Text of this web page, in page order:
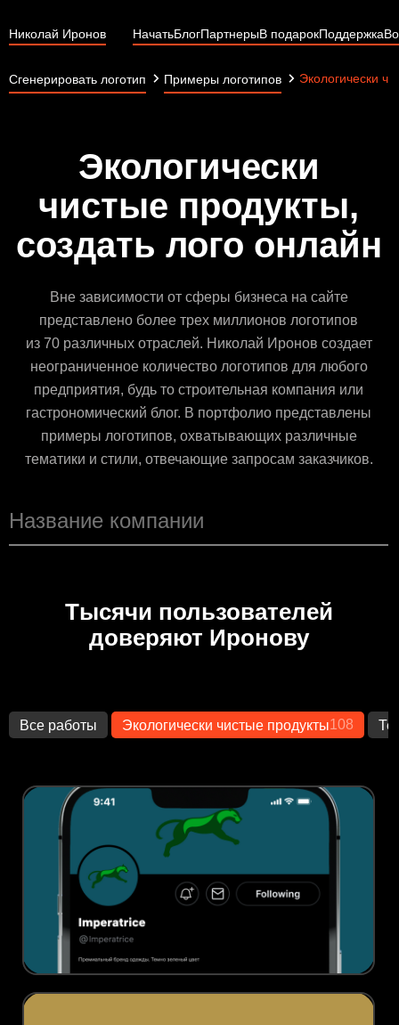
Николай Иронов НачатьБлогПартнерыВ подарокПоддержка
Сгенерировать логотип Примеры логотипов Экологически
Экологически
чистые продукты,
создать лого онлайн
Вне зависимости от сферы бизнеса на сайте
представлено более трех миллионов логотипов
из 70 различных отраслей. Николай Иронов создает
неограниченное количество логотипов для любого
предприятия, будь то строительная компания или
гастрономический блог. В портфолио представлены
примеры логотипов, охватывающих различные
тематики и стили, отвечающие запросам заказчиков.
Тысячи пользователей
доверяют Иронову
Все работы Экологически чистые продукты108